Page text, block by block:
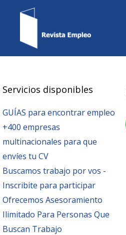
Servicios disponibles
GUÍAS para encontrar empleo
+400 empresas
multinacionales para que
envíes tu CV
Buscamos trabajo por vos -
Inscribite para participar
Ofrecemos Asesoramiento
Ilimitado Para Personas Que
Buscan Trabajo